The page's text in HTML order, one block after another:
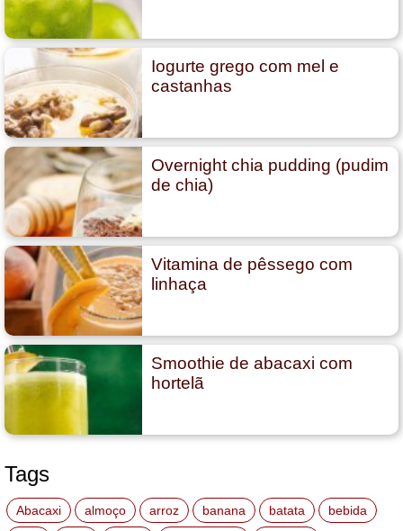
Iogurte grego com mel e
castanhas
Overnight chia pudding (pudim
de chia)
Vitamina de pêssego com
linhaça
Smoothie de abacaxi com
hortelã
Tags
Abacaxi almoço arroz banana batata
bebida